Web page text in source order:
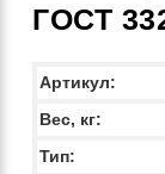
ГОСТ
Артикул:
Вес, кг:
Тип: